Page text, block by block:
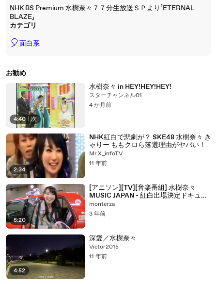
NHK BS Premium 水樹奈々７７分生放送ＳＰより「ETERNAL
BLAZE」
カテゴリ
🎈面白系
お勧め
4:40 次
水樹奈々 in HEY!HEY!HEY!
スターチャンネル01
4 か月前
2:34
NHK紅白で悲劇が？ SKE48 水樹奈々 き
ゃりー ももクロら落選理由がヤバい！
Mr.X_infoTV
11 年前
5:20
[アニソン][TV][音楽番組] 水樹奈々
MUSIC JAPAN - 紅白出場決定ドキュメ
ント (2009.11.29)
monterza
3 年前
4:52
深愛／水樹奈々
Victor2015
11 年前